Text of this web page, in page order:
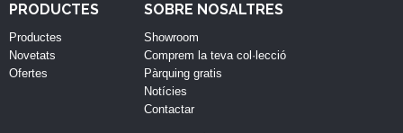
PRODUCTES
Productes
Novetats
Ofertes
SOBRE NOSALTRES
Showroom
Comprem la teva col·lecció
Pàrquing gratis
Notícies
Contactar